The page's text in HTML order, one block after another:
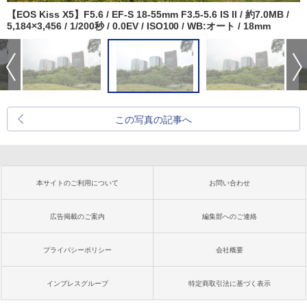
【EOS Kiss X5】F5.6 / EF-S 18-55mm F3.5-5.6 IS II / 約7.0MB /
5,184×3,456 / 1/200秒 / 0.0EV / ISO100 / WB:オート / 18mm
この写真の記事へ
本サイトのご利用について お問い合わせ
広告掲載のご案内 編集部へのご連絡
プライバシーポリシー 会社概要
インプレスグループ 特定商取引法に基づく表示